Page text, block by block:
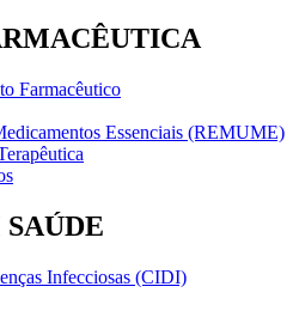
Farmacêutico
Essenciais (REMUME)
Infecciosas (CIDI)